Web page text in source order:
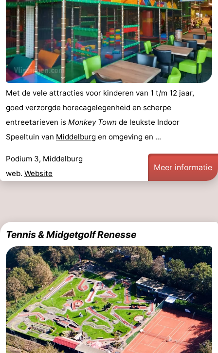
Met de vele attracties voor kinderen van 1 t/m 12 jaar,
goed verzorgde horecagelegenheid en scherpe
entreetarieven is Monkey Town de leukste Indoor
Speeltuin van Middelburg en omgeving en ...
Podium 3, Middelburg
web. Website
Meer informatie
Tennis & Midgetgolf Renesse